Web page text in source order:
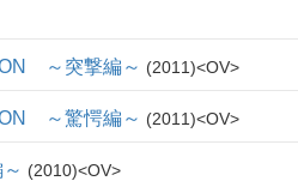
～突撃編～ 2011 OV
～驚愕編～ 2011 OV
2010 OV